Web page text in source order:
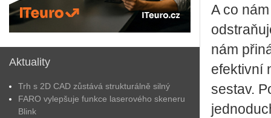
Aktuality
Trh s 2D CAD zůstává strukturálně silný
FARO vylepšuje funkce laserového skeneru
Blink
A co
nám
efektivní
sestav.